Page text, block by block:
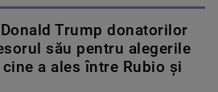
Trump donatorilor
său pentru alegerile
a ales între Rubio și